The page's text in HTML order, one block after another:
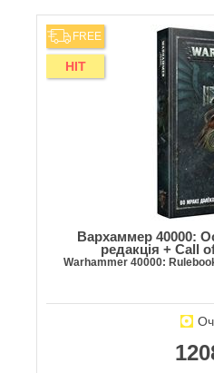
FREE
HIT
Вархаммер 40000:
редакція + Call
Warhammer 40000: